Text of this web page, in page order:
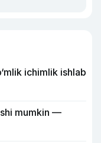
ichimlik ishlab
mumkin —